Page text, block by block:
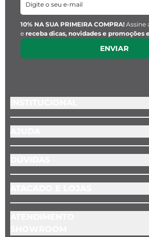
10% NA SUA PRIMEIRA COMPRA! Assine
e receba dicas, novidades e promoções
ENVIAR